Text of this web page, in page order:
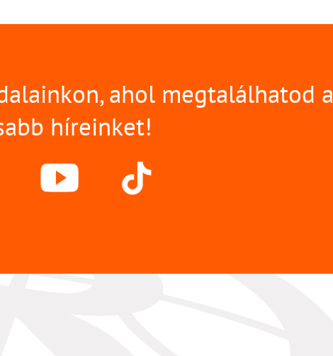
ahol megtalálhatod a
híreinket!